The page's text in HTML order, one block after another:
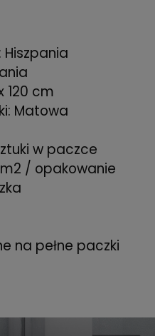
120 cm
Matowa
w paczce
/ opakowanie
na pełne paczki